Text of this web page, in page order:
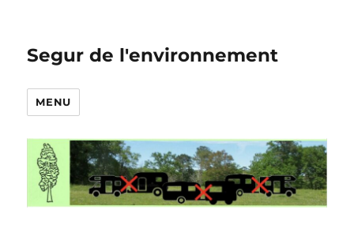
Segur de l'environnement
MENU